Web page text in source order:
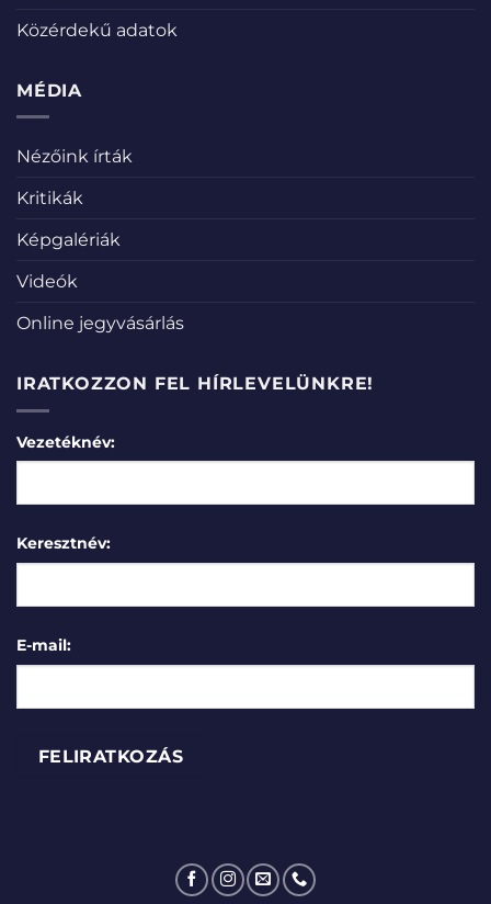
Közérdekű adatok
MÉDIA
Nézőink írták
Kritikák
Képgalériák
Videók
Online jegyvásárlás
IRATKOZZON FEL HÍRLEVELÜNKRE!
Vezetéknév:
Keresztnév:
E-mail: